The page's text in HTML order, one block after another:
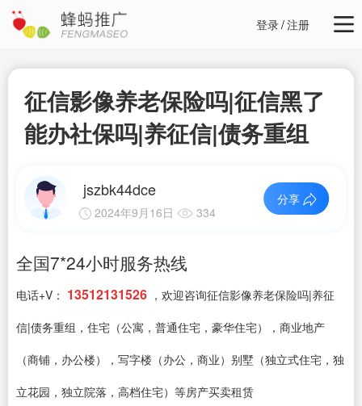
登录/注册
征信影像养老保险吗|征信黑了
能办社保吗|养征信|债务重组
jszbk44dce
2024年9月16日 334
分享
全国7*24小时服务热线
电话+V： 13512131526 ，欢迎咨询征信影像养老保险吗|养征
信|债务重组，住宅（公寓，普通住宅，豪华住宅），商业地产
（商铺，办公楼），写字楼（办公，商业）别墅（独立式住宅，独
立花园，独立院落，高档住宅）等房产买卖租赁